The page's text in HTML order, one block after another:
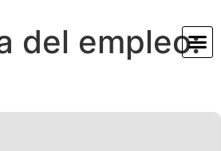
del empleo: